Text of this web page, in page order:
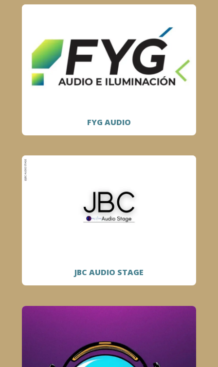
FYG AUDIO
JBC AUDIO STAGE